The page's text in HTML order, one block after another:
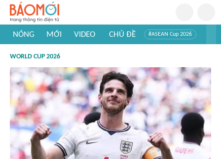
NÓNG MỚI VIDEO CHỦ ĐỀ #ASEAN Cup 2026
#Khám phá thế giới
WORLD CUP 2026